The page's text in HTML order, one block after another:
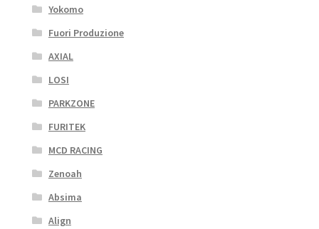
Yokomo
Fuori Produzione
AXIAL
LOSI
PARKZONE
FURITEK
MCD RACING
Zenoah
Absima
Align